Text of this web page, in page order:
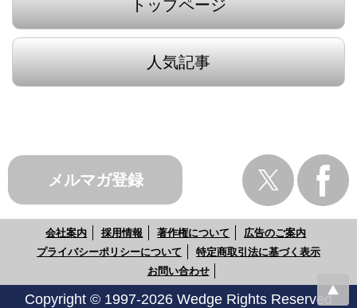
トップページ
人気記事
メルマガ登録
会社案内 採用情報 著作権について
広告のご案内
プライバシーポリシーについて
特定商取引法に基づく表示
お問い合わせ
Copyright © 1997-2026 Wedge Rights Reserved